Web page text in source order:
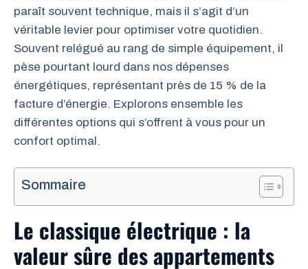
paraît souvent technique, mais il s’agit d’un
véritable levier pour optimiser votre quotidien.
Souvent relégué au rang de simple équipement, il
pèse pourtant lourd dans nos dépenses
énergétiques, représentant près de 15 % de la
facture d’énergie. Explorons ensemble les
différentes options qui s’offrent à vous pour un
confort optimal.
Sommaire
Le classique électrique : la
valeur sûre des appartements